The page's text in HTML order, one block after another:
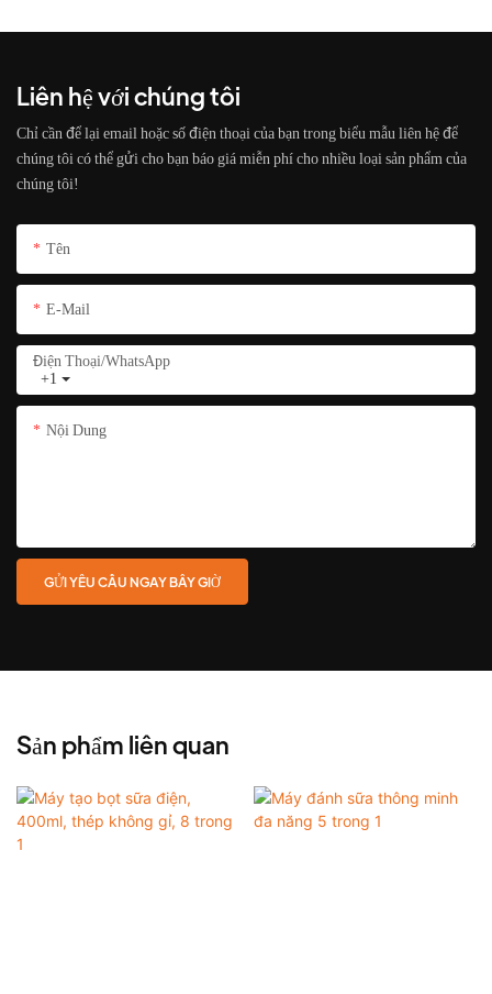
Liên hệ với chúng tôi
Chỉ cần để lại email hoặc số điện thoại của bạn trong biểu mẫu liên hệ để
chúng tôi có thể gửi cho bạn báo giá miễn phí cho nhiều loại sản phẩm của
chúng tôi!
Tên
E-Mail
+1
Điện Thoại/whatsApp
Nội Dung
GỬI YÊU CẦU NGAY BÂY GIỜ
Sản phẩm liên quan